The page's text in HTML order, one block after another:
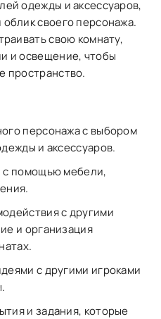
одежды и аксессуаров,
своего персонажа.
свою комнату,
и освещение, чтобы
пространство.
персонажа с выбором
и аксессуаров.
с помощью мебели,
с другими
и организация
с другими игроками
и задания, которые